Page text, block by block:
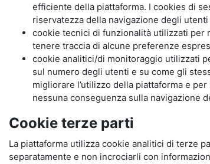
efficiente della piattaforma. I cookies di
riservatezza della navigazione degli
cookie tecnici di funzionalità utilizzati per
tenere traccia di alcune preferenze
cookie analitici/di monitoraggio utilizzati
sul numero degli utenti e su come gli
migliorare l’utilizzo della piattaforma e
nessuna conseguenza sulla navigazione
Cookie terze parti
La piattaforma utilizza cookie analitici di terze
separatamente e non incrociarli con